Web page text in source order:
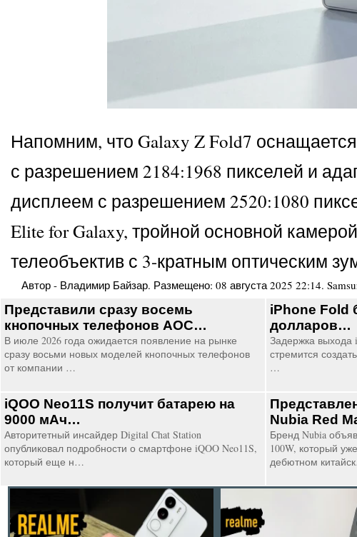
Напомним, что Galaxy Z Fold7
с разрешением 2184:1968 пикселей и
дисплеем с разрешением 2520:1080
Elite for Galaxy, тройной основной
телеобъектив с 3-кратным оптическим
Автор - Владимир Байзар. Размещено: 08 августа 2025 22:14.
Представили сразу восемь
кнопочных телефонов AOC…
В июле 2026 года ожидается появление на рынке
сразу восьми новых моделей кнопочных телефонов
от компании …
iPhone Fold
долларов…
Задержка выхода
стремится
…
iQOO Neo11S получит батарею на
9000 мАч…
Авторитетный инсайдер Digital Chat Station
опубликовал подробности о смартфоне iQOO Neo11S,
который еще н…
Nubia Red
Бренд Nubia
100W, который
дебютном